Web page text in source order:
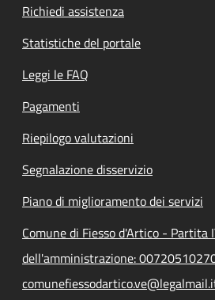
Richiedi assistenza
Statistiche del portale
Leggi le FAQ
Pagamenti
Riepilogo valutazioni
Segnalazione disservizio
Piano di miglioramento dei servizi
Comune di Fiesso d'Artico - Partita
dell'amministrazione: